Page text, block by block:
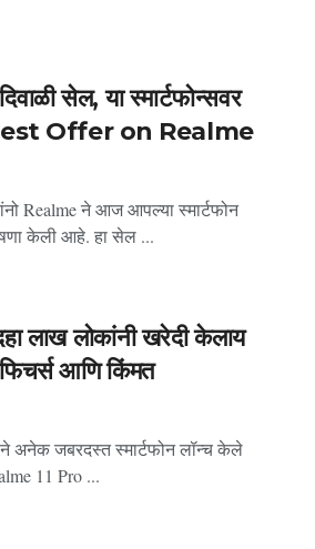
सेल, या स्मार्टफोन्सवर
Best Offer on Realme
Realme ने आज आपल्या स्मार्टफोन
केली आहे. हा सेल ...
लाख लोकांनी खरेदी केलाय
फिचर्स आणि किंमत
अनेक जबरदस्त स्मार्टफोन लॉन्च केले
11 Pro ...